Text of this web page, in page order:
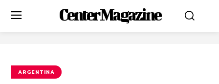
Center Magazine
ARGENTINA